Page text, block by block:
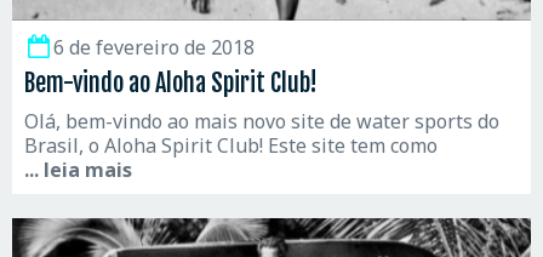
6 de fevereiro de 2018
Bem-vindo ao Aloha Spirit Club!
Olá, bem-vindo ao mais novo site de water sports do
Brasil, o Aloha Spirit Club! Este site tem como
... leia mais